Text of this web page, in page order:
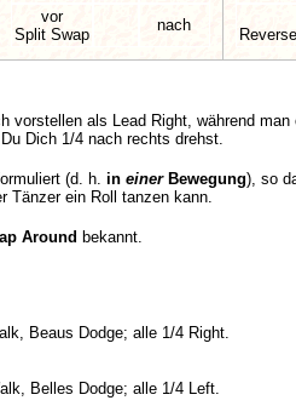
vor
Split Swap
nach
vorstellen als Lead Right, während
Dich 1/4 nach rechts drehst.
(d. h. in einerBewegung), so
Tänzer ein Roll tanzen kann.
Around bekannt.
Beaus Dodge; alle 1/4 Right.
Belles Dodge; alle 1/4 Left.